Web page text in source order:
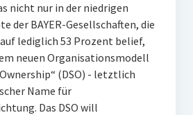
nicht nur in der niedrigen
der BAYER-Gesellschaften, die
lediglich 53 Prozent belief,
neuen Organisationsmodell
(DSO) - letztlich
Name für
Das DSO will